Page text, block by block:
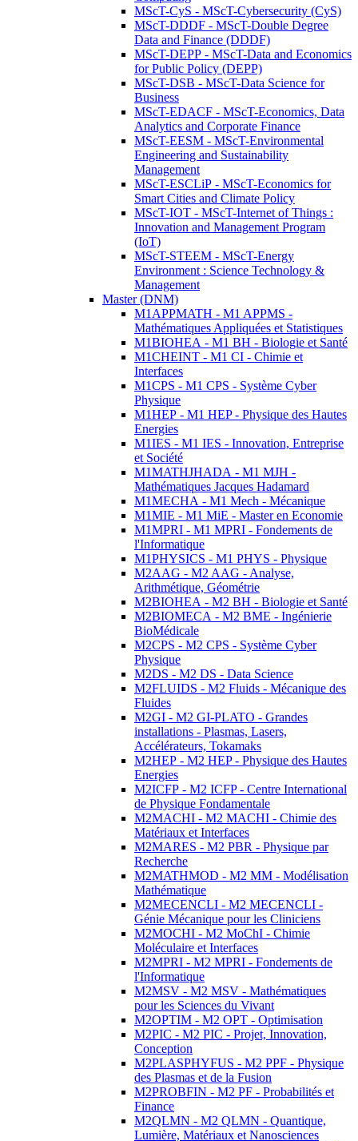
MScT-CyS - MScT-Cybersecurity (CyS)
MScT-DDDF - MScT-Double Degree
Data and Finance (DDDF)
MScT-DEPP - MScT-Data and Economics
for Public Policy (DEPP)
MScT-DSB - MScT-Data Science for
Business
MScT-EDACF - MScT-Economics, Data
Analytics and Corporate Finance
MScT-EESM - MScT-Environmental
Engineering and Sustainability
Management
MScT-ESCLiP - MScT-Economics for
Smart Cities and Climate Policy
MScT-IOT - MScT-Internet of Things :
Innovation and Management Program
(IoT)
MScT-STEEM - MScT-Energy
Environment : Science Technology &
Management
Master (DNM)
M1APPMATH - M1 APPMS -
Mathématiques Appliquées et Statistiques
M1BIOHEA - M1 BH - Biologie et Santé
M1CHEINT - M1 CI - Chimie et
Interfaces
M1CPS - M1 CPS - Système Cyber
Physique
M1HEP - M1 HEP - Physique des Hautes
Energies
M1IES - M1 IES - Innovation, Entreprise
et Société
M1MATHJHADA - M1 MJH -
Mathématiques Jacques Hadamard
M1MECHA - M1 Mech - Mécanique
M1MIE - M1 MiE - Master en Economie
M1MPRI - M1 MPRI - Fondements de
l'Informatique
M1PHYSICS - M1 PHYS - Physique
M2AAG - M2 AAG - Analyse,
Arithmétique, Géométrie
M2BIOHEA - M2 BH - Biologie et Santé
M2BIOMECA - M2 BME - Ingénierie
BioMédicale
M2CPS - M2 CPS - Système Cyber
Physique
M2DS - M2 DS - Data Science
M2FLUIDS - M2 Fluids - Mécanique des
Fluides
M2GI - M2 GI-PLATO - Grandes
installations - Plasmas, Lasers,
Accélérateurs, Tokamaks
M2HEP - M2 HEP - Physique des Hautes
Energies
M2ICFP - M2 ICFP - Centre International
de Physique Fondamentale
M2MACHI - M2 MACHI - Chimie des
Matériaux et Interfaces
M2MARES - M2 PBR - Physique par
Recherche
M2MATHMOD - M2 MM - Modélisation
Mathématique
M2MECENCLI - M2 MECENCLI -
Génie Mécanique pour les Cliniciens
M2MOCHI - M2 MoChI - Chimie
Moléculaire et Interfaces
M2MPRI - M2 MPRI - Fondements de
l'Informatique
M2MSV - M2 MSV - Mathématiques
pour les Sciences du Vivant
M2OPTIM - M2 OPT - Optimisation
M2PIC - M2 PIC - Projet, Innovation,
Conception
M2PLASPHYFUS - M2 PPF - Physique
des Plasmas et de la Fusion
M2PROBFIN - M2 PF - Probabilités et
Finance
M2QLMN - M2 QLMN - Quantique,
Lumière, Matériaux et Nanosciences